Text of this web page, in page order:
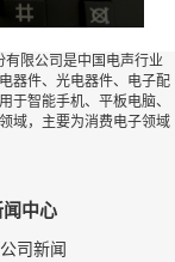
有限公司是中国电声行业
器件、光电器件、电子配
于智能手机、平板电脑、
域，主要为消费电子领域
闻中心
公司新闻